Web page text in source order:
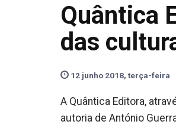
Quântica
das
12 junho 2018, terça-feira
A Quântica Editora,
autoria de António